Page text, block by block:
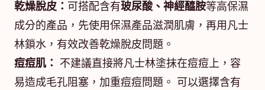
乾燥脫皮： 可搭配含有玻尿酸、神經醯胺等高保濕
成分的產品，先使用保濕產品滋潤肌膚，再用凡士
林鎖水，有效改善乾燥脫皮問題。
痘痘肌： 不建議直接將凡士林塗抹在痘痘上，容
易造成毛孔阻塞，加重痘痘問題。 可以選擇含有